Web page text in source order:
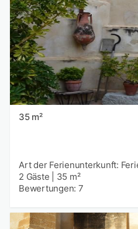
35 m²
Art der Ferienunterkunft:
2 Gäste
35 m²
Bewertungen: 7